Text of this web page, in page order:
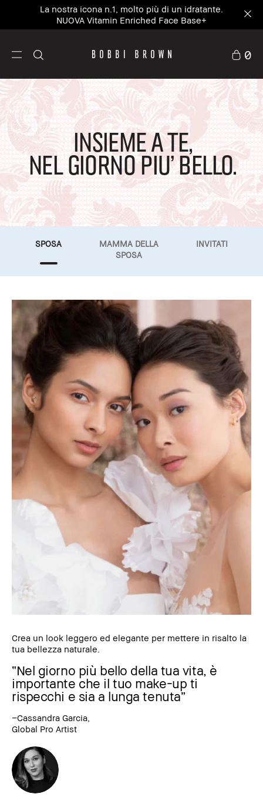
Preparati in 5 minuti - personalizza il kit estivo su
misura per te approfittando del 20% di sconto²
0
INSIEME A TE,
NEL GIORNO PIU’ BELLO.
SPOSA
MAMMA DELLA
SPOSA
INVITATI
Crea un look leggero ed elegante per mettere in risalto la
tua bellezza naturale.
“Nel giorno più bello della tua vita, è
importante che il tuo make-up ti
rispecchi e sia a lunga tenuta”
–Cassandra Garcia,
Global Pro Artist